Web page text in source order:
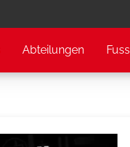
Abteilungen